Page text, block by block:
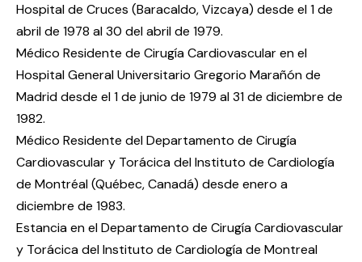
Hospital de Cruces (Baracaldo, Vizcaya) desde el 1 de
abril de 1978 al 30 del abril de 1979.
Médico Residente de Cirugía Cardiovascular en el
Hospital General Universitario Gregorio Marañón de
Madrid desde el 1 de junio de 1979 al 31 de diciembre de
1982.
Médico Residente del Departamento de Cirugía
Cardiovascular y Torácica del Instituto de Cardiología
de Montréal (Québec, Canadá) desde enero a
diciembre de 1983.
Estancia en el Departamento de Cirugía Cardiovascular
y Torácica del Instituto de Cardiología de Montreal